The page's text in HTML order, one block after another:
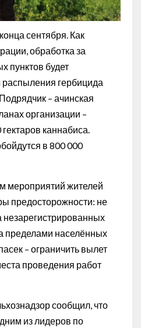
сентября. Как
обработка за
пунктов будет
гербицида
– ачинская
организации –
каннабиса.
в 800 000
мероприятий жителей
предосторожности: не
пределами населённых
– ограничить вылет
проведения работ
сообщил, что
из лидеров по